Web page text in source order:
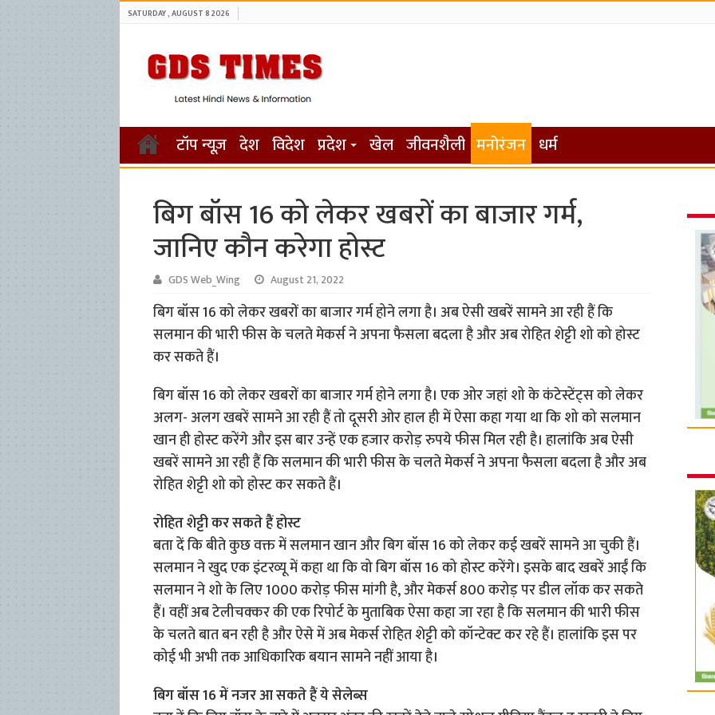
SATURDAY , AUGUST 8 2026
टॉप न्यूज़ देश विदेश प्रदेश खेल जीवनशैली मनोरंजन धर्म
बिग बॉस 16 को लेकर खबरों का बाजार गर्म,
जानिए कौन करेगा होस्ट
GDS Web_Wing August 21, 2022
बिग बॉस 16 को लेकर खबरों का बाजार गर्म होने लगा है। अब ऐसी खबरें सामने आ रही हैं कि
सलमान की भारी फीस के चलते मेकर्स ने अपना फैसला बदला है और अब रोहित शेट्टी शो को होस्ट
कर सकते हैं।
बिग बॉस 16 को लेकर खबरों का बाजार गर्म होने लगा है। एक ओर जहां शो के कंटेस्टेंट्स को लेकर
अलग- अलग खबरें सामने आ रही हैं तो दूसरी ओर हाल ही में ऐसा कहा गया था कि शो को सलमान
खान ही होस्ट करेंगे और इस बार उन्हें एक हजार करोड़ रुपये फीस मिल रही है। हालांकि अब ऐसी
खबरें सामने आ रही हैं कि सलमान की भारी फीस के चलते मेकर्स ने अपना फैसला बदला है और अब
रोहित शेट्टी शो को होस्ट कर सकते हैं।
रोहित शेट्टी कर सकते हैं होस्ट
बता दें कि बीते कुछ वक्त में सलमान खान और बिग बॉस 16 को लेकर कई खबरें सामने आ चुकी हैं।
सलमान ने खुद एक इंटरव्यू में कहा था कि वो बिग बॉस 16 को होस्ट करेंगे। इसके बाद खबरें आईं कि
सलमान ने शो के लिए 1000 करोड़ फीस मांगी है, और मेकर्स 800 करोड़ पर डील लॉक कर सकते
हैं। वहीं अब टेलीचक्कर की एक रिपोर्ट के मुताबिक ऐसा कहा जा रहा है कि सलमान की भारी फीस
के चलते बात बन रही है और ऐसे में अब मेकर्स रोहित शेट्टी को कॉन्टेक्ट कर रहे हैं। हालांकि इस पर
कोई भी अभी तक आधिकारिक बयान सामने नहीं आया है।
बिग बॉस 16 में नजर आ सकते हैं ये सेलेब्स